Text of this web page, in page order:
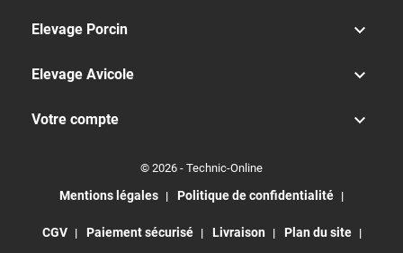
Elevage Porcin 
Elevage Avicole 
Votre compte 
© 2026 - Technic-Online
Mentions légales Politique de confidentialité
CGV Paiement sécurisé Livraison Plan du site